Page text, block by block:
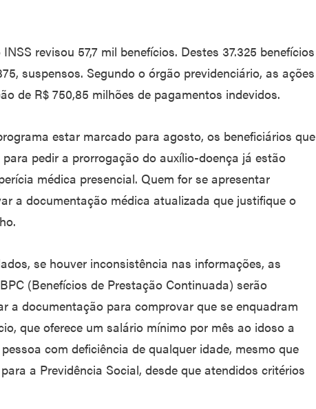
revisou 57,7 mil benefícios. Destes 37.325 benefícios
suspensos. Segundo o órgão previdenciário, as ações
de R$ 750,85 milhões de pagamentos indevidos.
estar marcado para agosto, os beneficiários que
pedir a prorrogação do auxílio-doença já estão
médica presencial. Quem for se apresentar
a documentação médica atualizada que justifique o
se houver inconsistência nas informações, as
(Benefícios de Prestação Continuada) serão
a documentação para comprovar que se enquadram
que oferece um salário mínimo por mês ao idoso a
com deficiência de qualquer idade, mesmo que
a Previdência Social, desde que atendidos critérios